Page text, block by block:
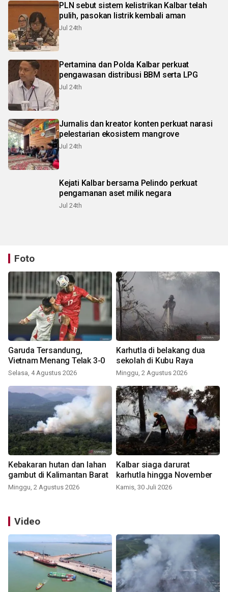
PLN sebut sistem kelistrikan Kalbar telah
pulih, pasokan listrik kembali aman
Jul 24th
Pertamina dan Polda Kalbar perkuat
pengawasan distribusi BBM serta LPG
Jul 24th
Jurnalis dan kreator konten perkuat narasi
pelestarian ekosistem mangrove
Jul 24th
Kejati Kalbar bersama Pelindo perkuat
pengamanan aset milik negara
Jul 24th
Foto
Garuda Tersandung,
Vietnam Menang Telak 3-0
Selasa, 4 Agustus 2026
Karhutla di belakang dua
sekolah di Kubu Raya
Minggu, 2 Agustus 2026
Kebakaran hutan dan lahan
gambut di Kalimantan Barat
Minggu, 2 Agustus 2026
Kalbar siaga darurat
karhutla hingga November
Kamis, 30 Juli 2026
Video